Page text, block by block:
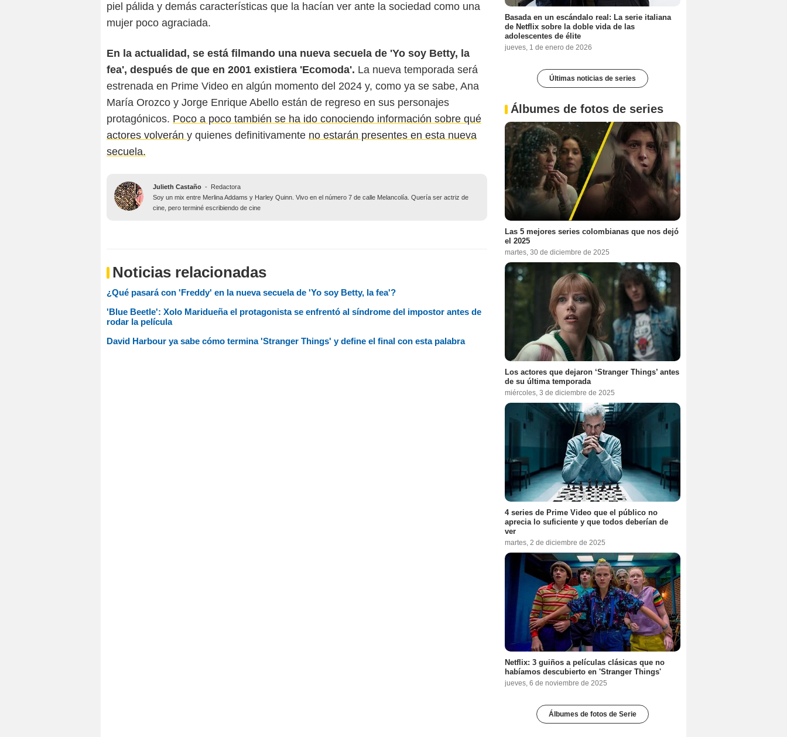
piel pálida y demás características que la hacían ver ante la sociedad como una
mujer poco agraciada.
En la actualidad, se está filmando una nueva secuela de 'Yo soy Betty, la
fea', después de que en 2001 existiera 'Ecomoda'. La nueva temporada será
estrenada en Prime Video en algún momento del 2024 y, como ya se sabe, Ana
María Orozco y Jorge Enrique Abello están de regreso en sus personajes
protagónicos. Poco a poco también se ha ido conociendo información sobre qué
actores volverán y quienes definitivamente no estarán presentes en esta nueva
secuela.
Julieth Castaño - Redactora
Soy un mix entre Merlina Addams y Harley Quinn. Vivo en el número 7 de calle Melancolía. Quería ser actriz de
cine, pero terminé escribiendo de cine
Noticias relacionadas
¿Qué pasará con 'Freddy' en la nueva secuela de 'Yo soy Betty, la fea'?
'Blue Beetle': Xolo Maridueña el protagonista se enfrentó al síndrome del impostor antes de
rodar la película
David Harbour ya sabe cómo termina 'Stranger Things' y define el final con esta palabra
Basada en un escándalo real: La serie italiana
de Netflix sobre la doble vida de las
adolescentes de élite
jueves, 1 de enero de 2026
Últimas noticias de series
Álbumes de fotos de series
Las 5 mejores series colombianas que nos dejó
el 2025
martes, 30 de diciembre de 2025
Los actores que dejaron ‘Stranger Things’ antes
de su última temporada
miércoles, 3 de diciembre de 2025
4 series de Prime Video que el público no
aprecia lo suficiente y que todos deberían de
ver
martes, 2 de diciembre de 2025
Netflix: 3 guiños a películas clásicas que no
habíamos descubierto en 'Stranger Things'
jueves, 6 de noviembre de 2025
Álbumes de fotos de Serie